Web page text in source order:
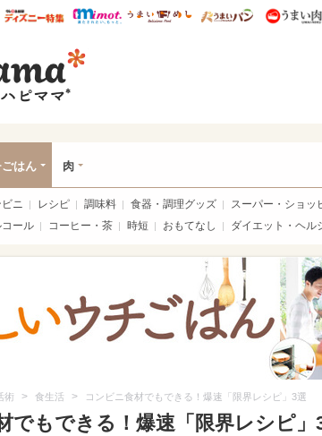
研
ハピママ* ウレぴあ総研 ディズニー特集
mimot. うまいめし うまいパン
はん 肉
ニ レシピ 調味料 食器・調理グッズ スーパー・ショッ
コール コーヒー・茶 時短 おもてなし ダイエット・ヘル
術 > 食生活 > コンビニ食材でもできる！爆速「限界レシピ」3選
でもできる！爆速「限界レシピ」